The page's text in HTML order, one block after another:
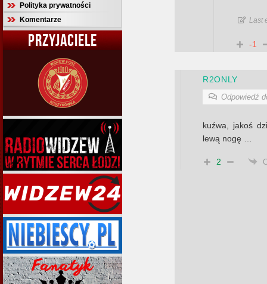
Polityka prywatności
Komentarze
PRZYJACIELE
Last
-1
R2ONLY
Odpowiedź
kuźwa, jakoś
lewą nogę …
2